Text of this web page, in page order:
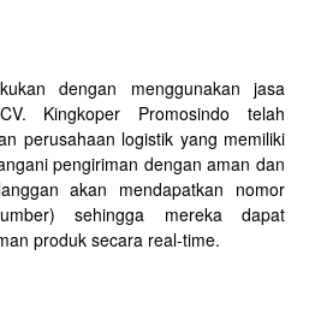
dengan menggunakan jasa
Kingkoper Promosindo telah
perusahaan logistik yang memiliki
pengiriman dengan aman dan
akan mendapatkan nomor
sehingga mereka dapat
produk secara real-time.